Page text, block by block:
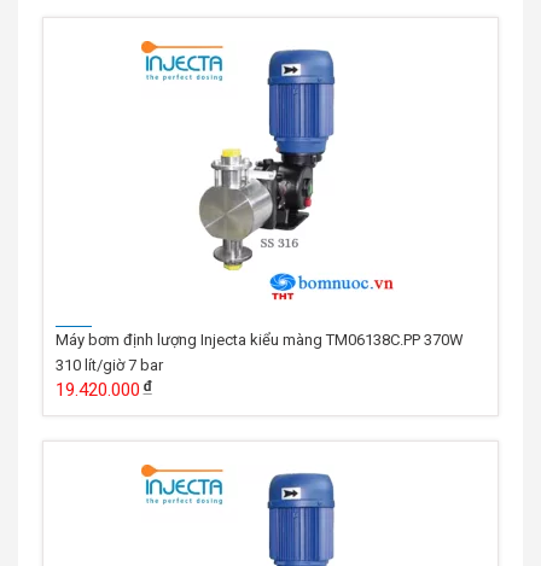
Máy bơm định lượng Injecta kiểu màng TM06138C.PP 370W
310 lít/giờ 7 bar
19.420.000